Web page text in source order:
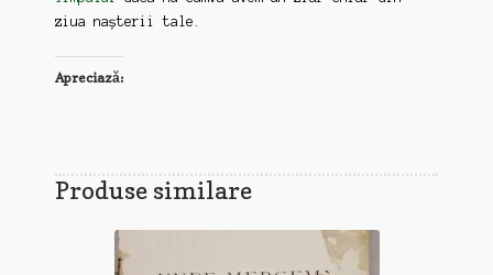
ziua nașterii tale.
Apreciază:
Produse similare